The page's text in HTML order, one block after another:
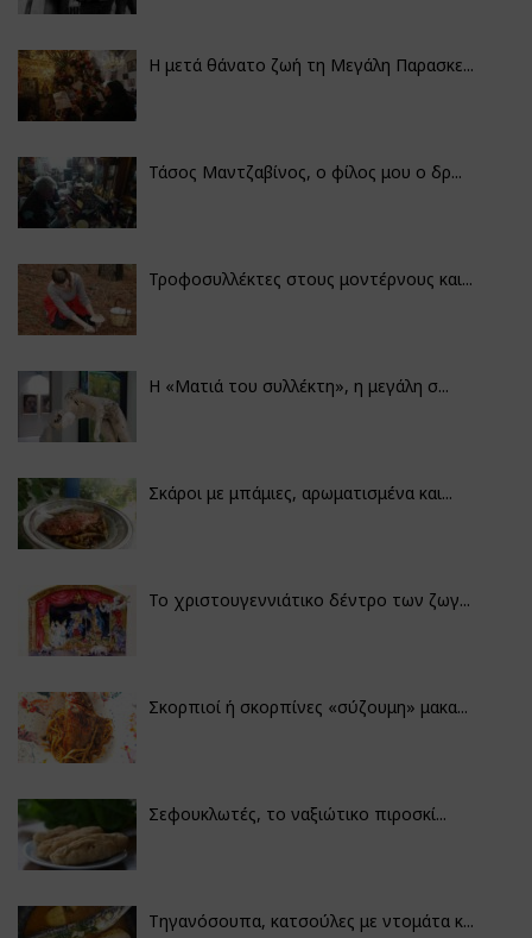
Η μετά θάνατο ζωή τη Μεγάλη Παρασκε...
Τάσος Μαντζαβίνος, ο φίλος μου ο δρ...
Τροφοσυλλέκτες στους μοντέρνους και...
H «Ματιά του συλλέκτη», η μεγάλη σ...
Σκάροι με μπάμιες, αρωματισμένα και...
Το χριστουγεννιάτικο δέντρο των ζωγ...
Σκορπιοί ή σκορπίνες «σύζουμη» μακα...
Σεφουκλωτές, το ναξιώτικο πιροσκί...
Τηγανόσουπα, κατσούλες με ντομάτα κ...